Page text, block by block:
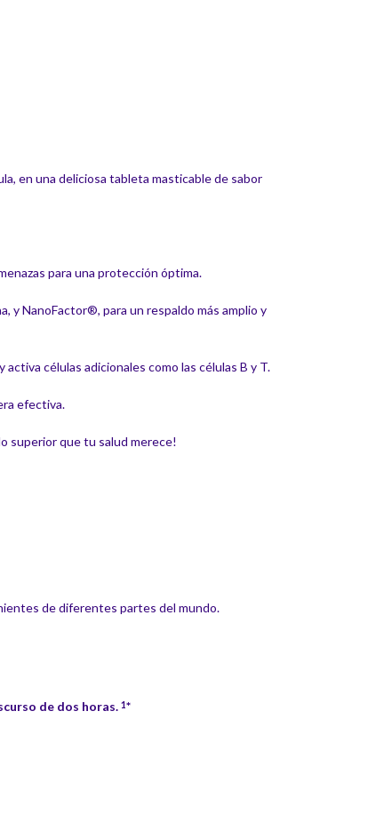
en una deliciosa tableta masticable de sabor
para una protección óptima.
NanoFactor®, para un respaldo más amplio y
células adicionales como las células B y T.
efectiva.
superior que tu salud merece!
de diferentes partes del mundo.
de dos horas. 1*